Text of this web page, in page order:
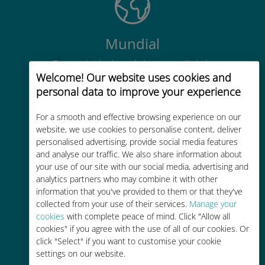
Welcome! Our website uses cookies and
personal data to improve your experience
For a smooth and effective browsing experience on our
website, we use cookies to personalise content, deliver
personalised advertising, provide social media features
and analyse our traffic. We also share information about
your use of our site with our social media, advertising and
analytics partners who may combine it with other
information that you've provided to them or that they've
collected from your use of their services. Manage your
cookies with complete peace of mind. Click "Allow all
cookies" if you agree with the use of all of our cookies. Or
click "Select" if you want to customise your cookie
settings on our website.
Mundial
Conectividade celular mundial de
alta qualidade em mais de 200
destinos
Custo-benefício
Até 90% mais barato do que as
tarifas de roaming de sua
operadora atual